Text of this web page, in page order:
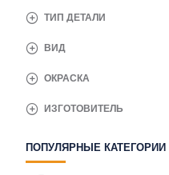
ВИД
ИЗГОТОВИТЕЛЬ
ОКРАСКА
ТИП ДЕТАЛИ
ПОПУЛЯРНЫЕ КАТЕГОРИИ